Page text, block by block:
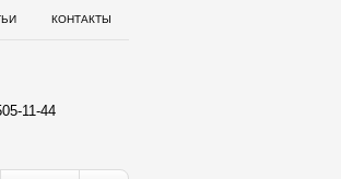
КОНТАКТЫ
11-44